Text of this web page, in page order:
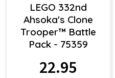
LEGO 332nd
Ahsoka's Clone
Trooper™ Battle
Pack - 75359
22.95